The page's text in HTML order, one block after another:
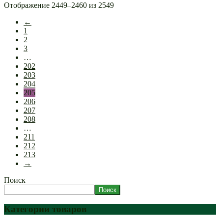
Отображение 2449–2460 из 2549
←
1
2
3
…
202
203
204
205
206
207
208
…
211
212
213
→
Поиск
Поиск
Категории товаров